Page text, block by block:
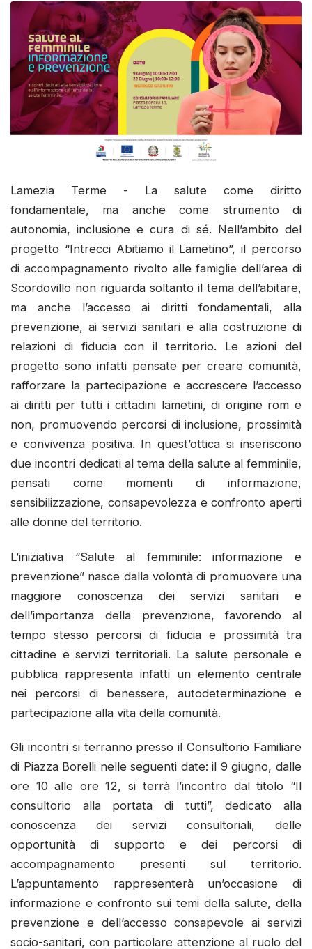
Lamezia Terme - La salute come diritto
fondamentale, ma anche come strumento di
autonomia, inclusione e cura di sé. Nell’ambito del
progetto “Intrecci Abitiamo il Lametino”, il percorso
di accompagnamento rivolto alle famiglie dell’area di
Scordovillo non riguarda soltanto il tema dell’abitare,
ma anche l’accesso ai diritti fondamentali, alla
prevenzione, ai servizi sanitari e alla costruzione di
relazioni di fiducia con il territorio. Le azioni del
progetto sono infatti pensate per creare comunità,
rafforzare la partecipazione e accrescere l’accesso
ai diritti per tutti i cittadini lametini, di origine rom e
non, promuovendo percorsi di inclusione, prossimità
e convivenza positiva. In quest’ottica si inseriscono
due incontri dedicati al tema della salute al femminile,
pensati come momenti di informazione,
sensibilizzazione, consapevolezza e confronto aperti
alle donne del territorio.
L’iniziativa “Salute al femminile: informazione e
prevenzione” nasce dalla volontà di promuovere una
maggiore conoscenza dei servizi sanitari e
dell’importanza della prevenzione, favorendo al
tempo stesso percorsi di fiducia e prossimità tra
cittadine e servizi territoriali. La salute personale e
pubblica rappresenta infatti un elemento centrale
nei percorsi di benessere, autodeterminazione e
partecipazione alla vita della comunità.
Gli incontri si terranno presso il Consultorio Familiare
di Piazza Borelli nelle seguenti date: il 9 giugno, dalle
ore 10 alle ore 12, si terrà l’incontro dal titolo “Il
consultorio alla portata di tutti”, dedicato alla
conoscenza dei servizi consultoriali, delle
opportunità di supporto e dei percorsi di
accompagnamento presenti sul territorio.
L’appuntamento rappresenterà un’occasione di
informazione e confronto sui temi della salute, della
prevenzione e dell’accesso consapevole ai servizi
socio-sanitari, con particolare attenzione al ruolo del